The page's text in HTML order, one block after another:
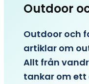
Outdoor
Outdoor och
artiklar om
Allt från
tankar om